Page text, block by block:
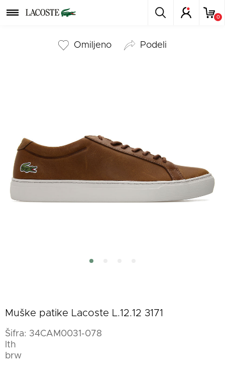
0
Omiljeno podeli
Muške patike Lacoste L.12.12 3171
Šifra: 34CAM0031-078
lth
brw